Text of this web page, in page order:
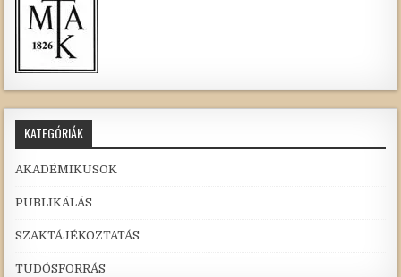
KATEGÓRIÁK
AKADÉMIKUSOK
PUBLIKÁLÁS
SZAKTÁJÉKOZTATÁS
TUDÓSFORRÁS